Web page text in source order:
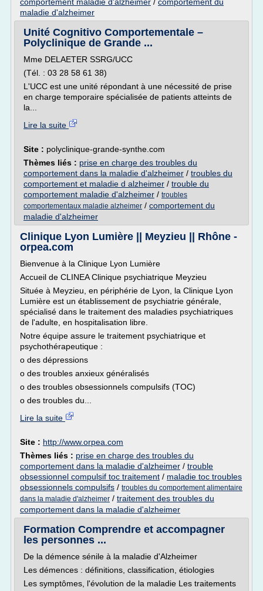
maladie d'alzheimer
Unité Cognitivo Comportementale –
Polyclinique de Grande ...
Mme DELAETER SSRG/UCC
(Tél. : 03 28 58 61 38)
L'UCC est une unité répondant à une nécessité de prise
en charge temporaire spécialisée de patients atteints de
la...
Lire la suite
Site : polyclinique-grande-synthe.com
Thèmes liés : prise en charge des troubles du
comportement dans la maladie d'alzheimer / troubles du
comportement et maladie d alzheimer / trouble du
comportement maladie d'alzheimer / troubles
comportementaux maladie alzheimer / comportement du
maladie d'alzheimer
Clinique Lyon Lumière || Meyzieu || Rhône -
orpea.com
Bienvenue à la Clinique Lyon Lumière
Accueil de CLINEA Clinique psychiatrique Meyzieu
Située à Meyzieu, en périphérie de Lyon, la Clinique Lyon
Lumière est un établissement de psychiatrie générale,
spécialisé dans le traitement des maladies psychiatriques
de l'adulte, en hospitalisation libre.
Notre équipe assure le traitement psychiatrique et
psychothérapeutique :
o des dépressions
o des troubles anxieux généralisés
o des troubles obsessionnels compulsifs (TOC)
o des troubles du...
Lire la suite
Site : http://www.orpea.com
Thèmes liés : prise en charge des troubles du
comportement dans la maladie d'alzheimer / trouble
obsessionnel compulsif toc traitement / maladie toc troubles
obsessionnels compulsifs / troubles du comportement alimentaire
dans la maladie d'alzheimer / traitement des troubles du
comportement dans la maladie d'alzheimer
Formation Comprendre et accompagner
les personnes ...
De la démence sénile à la maladie d'Alzheimer
Les démences : définitions, classification, étiologies
Les symptômes, l'évolution de la maladie Les traitements